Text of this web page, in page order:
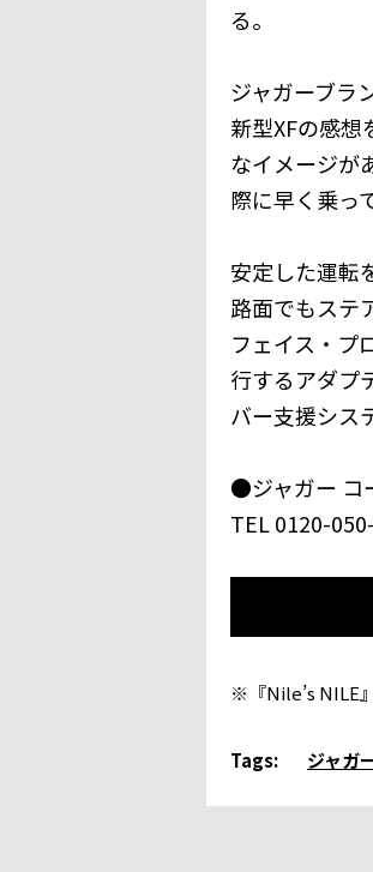
る。
ジャガーブラ
新型XFの感
なイメージが
際に早く乗っ
安定した運転
路面でもステ
フェイス・プ
行するアダプ
バー支援シス
●ジャガー コ
TEL 0120-
※『Nile’s NILE
Tags: ジャガ